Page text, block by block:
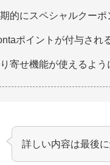
的にスペシャルクーポ
ポイントが付与され
寄せ機能が使えるよう
詳しい内容は最後